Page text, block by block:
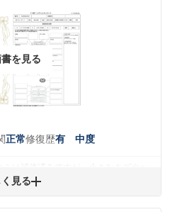
を見る
正常修復歴有 中度
見る